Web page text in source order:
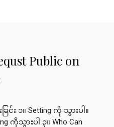
Public on
ြင်း ၁။ Setting ကို သွားပါ။
ကိုသွားပါ ၃။ Who Can